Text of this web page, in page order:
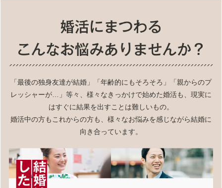
「最後の独身友達が結婚」「年齢的にもそろそろ」「親からのプ
レッシャーが…」等々、様々なきっかけで始めた婚活も、現実に
はすぐに結果を出すことは難しいもの。
婚活中の方もこれからの方も、様々なお悩みを感じながら結婚に
向き合っています。